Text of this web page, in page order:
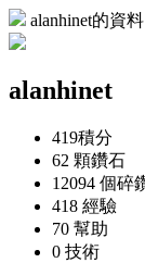
alanhinet的資料
alanhinet
419積分
62 顆鑽石
12094 個碎
418 經驗
70 幫助
0 技術